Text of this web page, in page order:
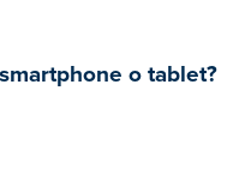
o tablet?